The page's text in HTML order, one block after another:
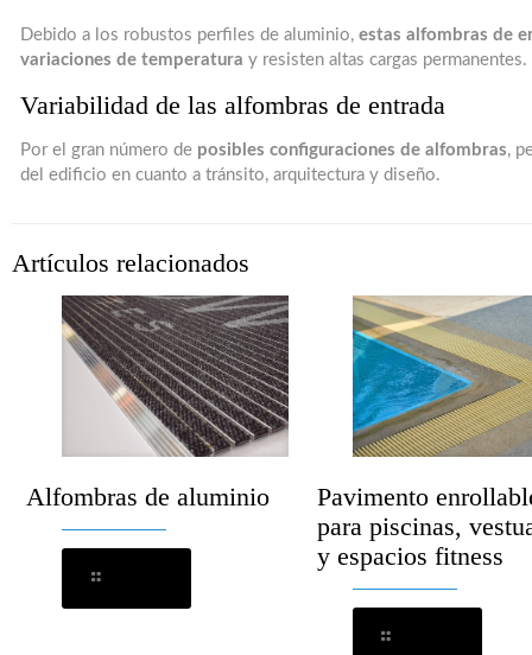
Debido a los robustos perfiles de aluminio,estas alfombras de
variaciones de temperatura y resisten altas cargas permanentes.
Variabilidad de las alfombras de entrada
Por el gran número de posibles configuraciones de alfombras,
del edificio en cuanto a tránsito, arquitectura y diseño.
Artículos relacionados
Alfombras de aluminio
Pavimento
para piscinas,
y espacios fitness